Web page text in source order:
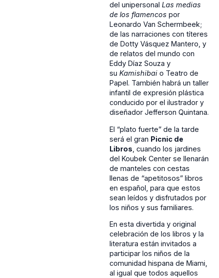
del unipersonal Las medias
de los flamencos por
Leonardo Van Schermbeek;
de las narraciones con títeres
de Dotty Vásquez Mantero, y
de relatos del mundo con
Eddy Díaz Souza y
su Kamishibai o Teatro de
Papel. También habrá un taller
infantil de expresión plástica
conducido por el ilustrador y
diseñador Jefferson Quintana.
El “plato fuerte” de la tarde
será el gran Picnic de
Libros , cuando los jardines
del Koubek Center se llenarán
de manteles con cestas
llenas de “apetitosos” libros
en español, para que estos
sean leídos y disfrutados por
los niños y sus familiares.
En esta divertida y original
celebración de los libros y la
literatura están invitados a
participar los niños de la
comunidad hispana de Miami,
al igual que todos aquellos